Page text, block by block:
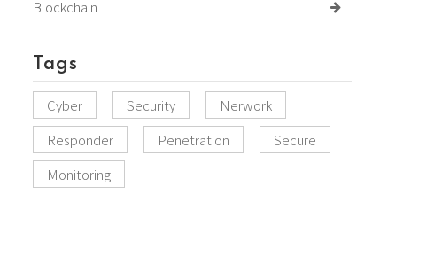
Blockchain
Tags
Cyber Security
Nerwork
Responder
Penetration
Secure
Monitoring